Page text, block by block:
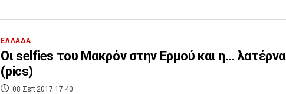
ΕΛΛΑΔΑ
Οι selfies του Μακρόν στην Ερμού και η... λατέρνα
(pics)
08 Σεπ 2017 17:40